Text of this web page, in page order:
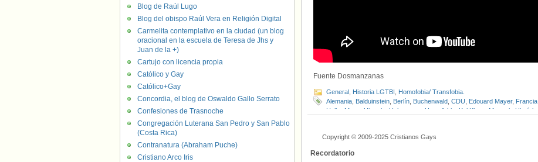
Fuente Dosmanzanas
General Historia LGTBI
Homofobia/ Transfobia.
Alemania Balduinstein Berlín Buchenwald CDU Edouard Mayer, Francia
Heiko Maas
Historia Holocausto Homofobia Kai Klose Memoria Histórica
Copyright © 2009-2025 Cristianos Gays
Recordatorio
Blog de Raúl Lugo
Blog del obispo Raúl Vera en Religión Digital
Carmelita contemplativo en la ciudad (un blog
oracional en la escuela de Teresa de Jhs y
Juan de la +)
Cartujo con licencia propia
Católico y Gay
Católico+Gay
Concordia, el blog de Oswaldo Gallo Serrato
Confesiones de Trasnoche
Congregación Luterana San Pedro y San Pablo
(Costa Rica)
Contranatura (Abraham Puche)
Cristiano Arco Iris